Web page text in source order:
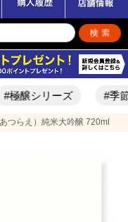
ズ #季節限定酒
つらえ）純米大吟醸 720ml